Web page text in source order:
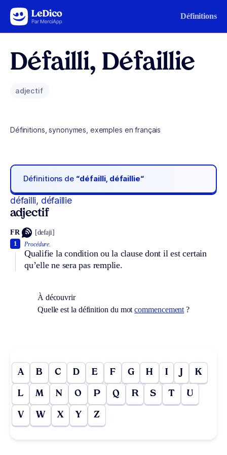
Aller au contenu Définitions
Défailli, Défaillie
adjectif
Définitions, synonymes, exemples en français
Définitions de “défailli, défaillie“
défailli, défaillie
adjectif
FR [defaji]
Procédure.
Qualifie la condition ou la clause dont il est certain
qu’elle ne sera pas remplie.
1
À découvrir
Quelle est la définition du motcommencement ?
A B C D E F G H I J K
L M N O P Q R S T U
V W X Y Z